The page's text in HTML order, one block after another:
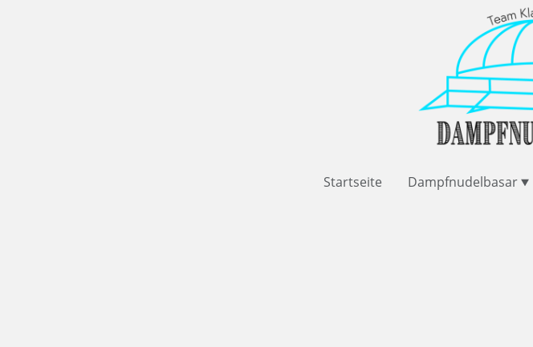
Startseite Dampfnudelbasar